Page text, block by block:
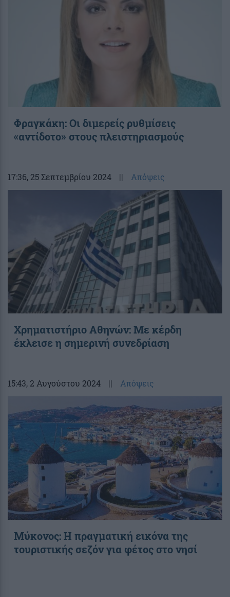
Φραγκάκη: Οι διμερείς ρυθμίσεις
«αντίδοτο» στους πλειστηριασμούς
17:36, 25 Σεπτεμβρίου 2024 || Απόψεις
Χρηματιστήριο Αθηνών: Με κέρδη
έκλεισε η σημερινή συνεδρίαση
15:43, 2 Αυγούστου 2024 || Απόψεις
Μύκονος: Η πραγματική εικόνα της
τουριστικής σεζόν για φέτος στο νησί